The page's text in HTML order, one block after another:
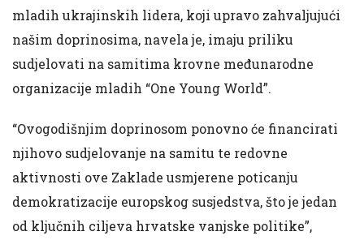
mladih ukrajinskih lidera, koji upravo zahvaljujući
našim doprinosima, navela je, imaju priliku
sudjelovati na samitima krovne međunarodne
organizacije mladih “One Young World”.
“Ovogodišnjim doprinosom ponovno će financirati
njihovo sudjelovanje na samitu te redovne
aktivnosti ove Zaklade usmjerene poticanju
demokratizacije europskog susjedstva, što je jedan
od ključnih ciljeva hrvatske vanjske politike”,